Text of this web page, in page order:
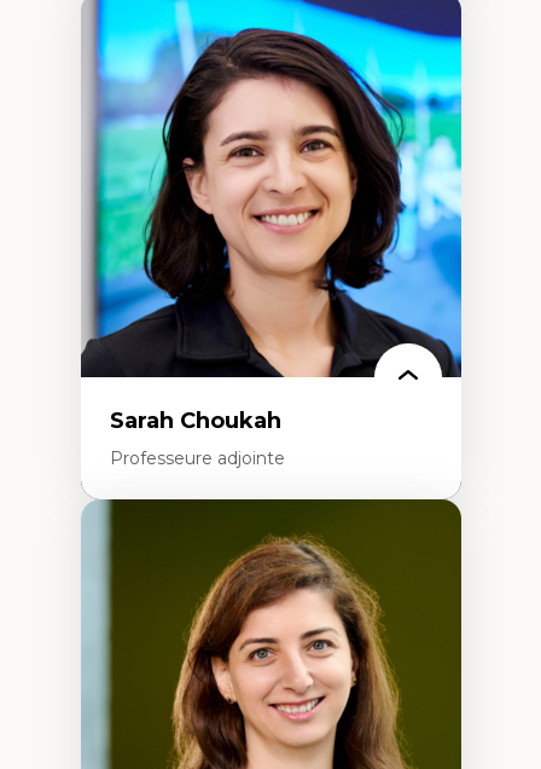
Expertises
Théories du développement
Économie politique comparée
Élites économiques
Sociologie économique
Extractivisme
Classes sociales
Mouvements sociaux
Théories de l’État
Sarah Choukah
Professeure adjointe
Démocratisation des nouvelles
technologies et biotechnologies
Données ouvertes
Bioart, programmation et électronique
créatives
Histoire sociale et culturelle des
technologies numériques
Résistances et droits numériques
Internet des objets
Métavers
Problématiques relatives à l’intelligence